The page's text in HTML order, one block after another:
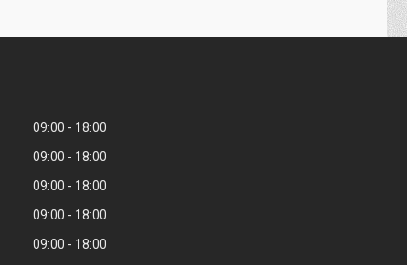
09:00
18:00
09:00
18:00
09:00
18:00
09:00
18:00
09:00
18:00